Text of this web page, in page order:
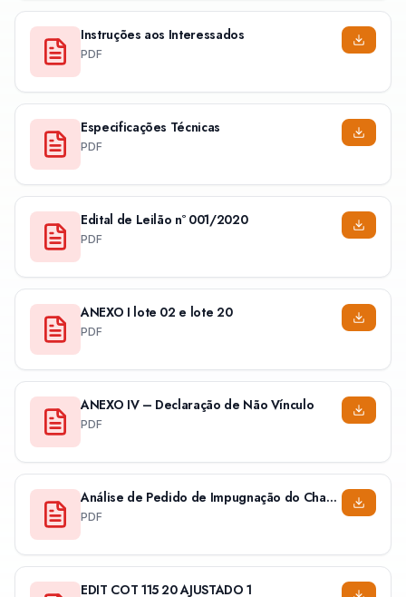
Instruções aos Interessados
PDF
Especificações Técnicas
PDF
Edital de Leilão nº 001/2020
PDF
ANEXO I lote 02 e lote 20
PDF
ANEXO IV – Declaração de Não Vínculo
PDF
Análise de Pedido de Impugnação do Chamamento Público
PDF
EDIT COT 115 20 AJUSTADO 1